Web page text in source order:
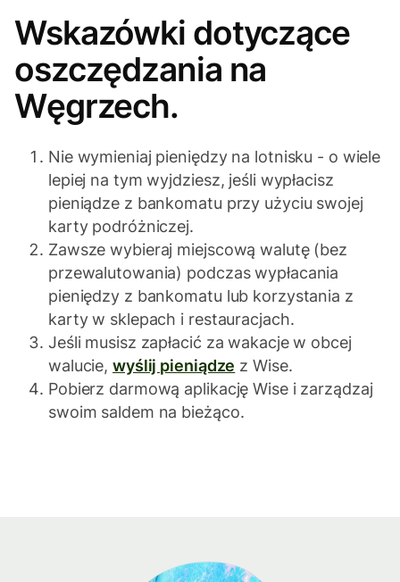
Wskazówki dotyczące
oszczędzania na
Węgrzech.
Nie wymieniaj pieniędzy na lotnisku - o wiele
lepiej na tym wyjdziesz, jeśli wypłacisz
pieniądze z bankomatu przy użyciu swojej
karty podróżniczej.
Zawsze wybieraj miejscową walutę (bez
przewalutowania) podczas wypłacania
pieniędzy z bankomatu lub korzystania z
karty w sklepach i restauracjach.
Jeśli musisz zapłacić za wakacje w obcej
walucie,wyślij pieniądze z Wise.
Pobierz darmową aplikację Wise i zarządzaj
swoim saldem na bieżąco.